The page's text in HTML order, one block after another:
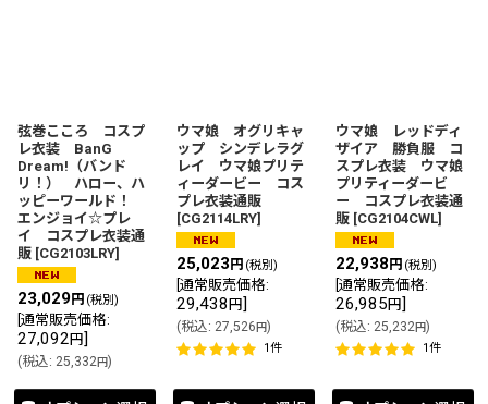
弦巻こころ コスプ
レ衣装 BanG
Dream!（バンド
リ！） ハロー、ハ
ッピーワールド！
エンジョイ☆プレ
イ コスプレ衣装通
販 [CG2103LRY]
23,029円 (税別)
通常販売価格:
27,092 円]
(税込: 25,332円)
ウマ娘 オグリキャ
ップ シンデレラグ
レイ ウマ娘プリテ
ィーダービー コス
プレ衣装通販
[CG2114LRY]
25,023 円 (税別)
通常販売価格:
29,438 円]
(税込: 27,526円)
1件
ウマ娘 レッドディ
ザイア 勝負服 コ
スプレ衣装 ウマ娘
プリティーダービ
ー コスプレ衣装通
販 [CG2104CWL]
22,938 円 (税別)
通常販売価格:
26,985 円]
(税込: 25,232円)
1件